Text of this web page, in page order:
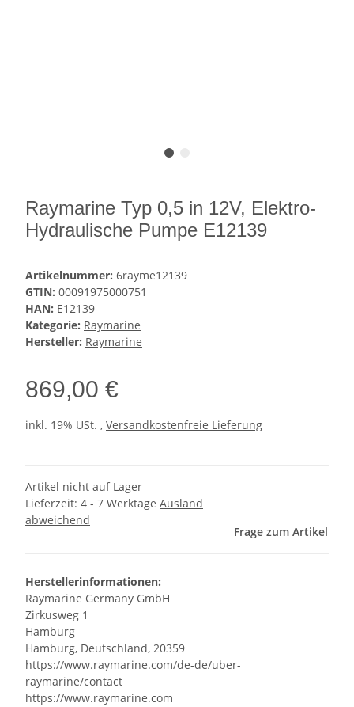
Raymarine Typ 0,5 in 12V, Elektro-
Hydraulische Pumpe E12139
Artikelnummer: 6rayme12139
GTIN: 00091975000751
HAN: E12139
Kategorie: Raymarine
Hersteller: Raymarine
869,00 €
inkl. 19% USt. , Versandkostenfreie Lieferung
Artikel nicht auf Lager
Lieferzeit: 4 - 7 Werktage Ausland
abweichend
Frage zum Artikel
Herstellerinformationen:
Raymarine Germany GmbH
Zirkusweg 1
Hamburg
Hamburg, Deutschland, 20359
https://www.raymarine.com/de-de/uber-
raymarine/contact
https://www.raymarine.com